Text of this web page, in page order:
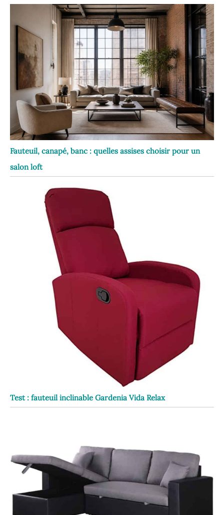
Fauteuil, canapé, banc : quelles assises choisir pour un
salon loft
Test : fauteuil inclinable Gardenia Vida Relax